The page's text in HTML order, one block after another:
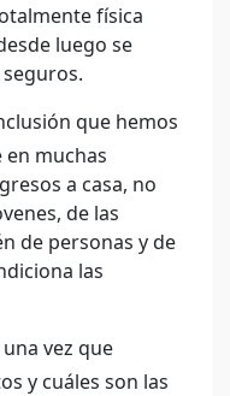
física
luego se
que hemos
en muchas
a casa, no
de las
de personas y de
las
vez que
y cuáles son las